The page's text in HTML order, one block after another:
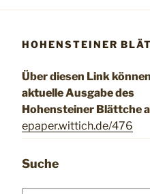
HOHENSTEINER
Über diesen Link
aktuelle Ausgabe des
Hohensteiner Blättche
epaper.wittich.de/476
Suche